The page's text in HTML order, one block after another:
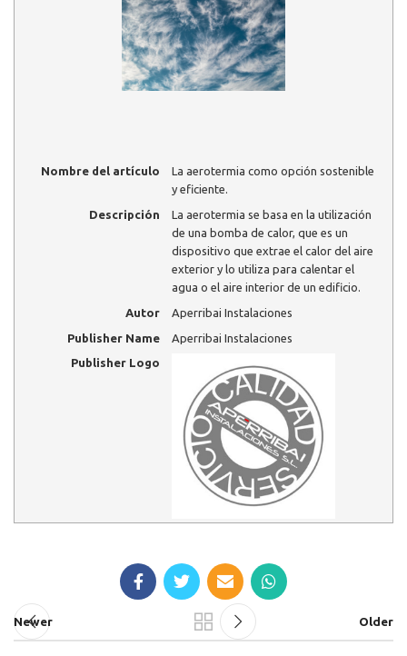
Nombre del artículo
La aerotermia como opción sostenible
y eficiente.
Descripción
La aerotermia se basa en la utilización
de una bomba de calor, que es un
dispositivo que extrae el calor del aire
exterior y lo utiliza para calentar el
agua o el aire interior de un edificio.
Autor
Aperribai Instalaciones
Publisher Name
Aperribai Instalaciones
Publisher Logo
Newer Older